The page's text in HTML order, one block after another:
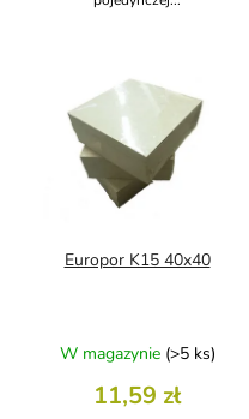
Europor K15 40x40
W magazynie (>5 ks)
11,59 zł